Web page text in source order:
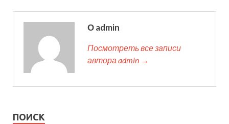
О admin
Посмотреть все записи
автора admin →
ПОИСК